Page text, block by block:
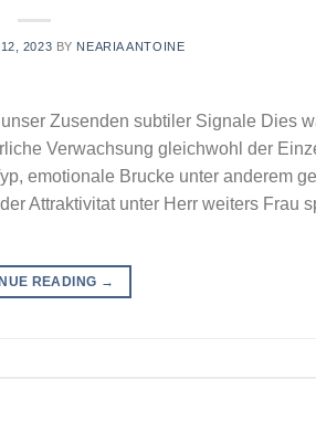
2023 BY NEARIA ANTOINE
Zusenden subtiler Signale Dies
Verwachsung gleichwohl der
emotionale Brucke unter anderem
Attraktivitat unter Herr weiters Frau
READING →